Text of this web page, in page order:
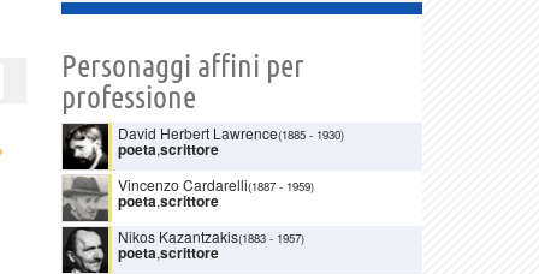
Personaggi affini per
professione
David Herbert Lawrence(1885 - 1930)
poeta,scrittore
Vincenzo Cardarelli(1887 - 1959)
poeta,scrittore
Nikos Kazantzakis(1883 - 1957)
poeta,scrittore